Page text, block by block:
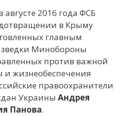
2016 года ФСБ
в Крыму
главным
Минобороны
против важной
и жизнеобеспечения
правоохранители
Украины Андрея
Панова.